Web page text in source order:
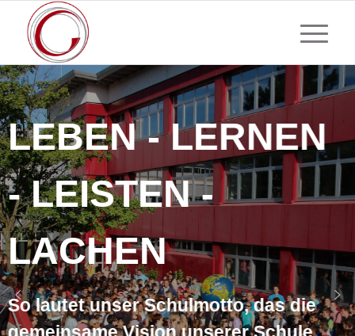
LEBEN - LERNEN
- LEISTEN -
LACHEN
So lautet unser Schulmotto, das die